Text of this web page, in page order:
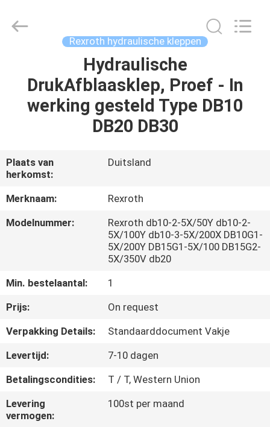
PRODUCTEN
ONS
FABRIEKSREIS
KWALITEITSCONTROLE
CONTACTEER
ONS
VERZOEK
OM EEN
CITAAT
SITEMAP
Electronic
Limited.
Rexroth hydraulische kleppen
Hydraulische
DrukAfblaasklep, Proef - In
werking gesteld Type DB10
DB20 DB30
Plaats van
herkomst:
Duitsland
Merknaam:
Rexroth
Modelnummer:
Rexroth db10-2-5X/50Y db10-2-
5X/100Y db10-3-5X/200X DB10G1-
5X/200Y DB15G1-5X/100 DB15G2-
5X/350V db20
Min. bestelaantal:
1
Prijs:
On request
Verpakking Details:
Standaarddocument Vakje
Levertijd:
7-10 dagen
Betalingscondities:
T / T, Western Union
Levering
vermogen:
100st per maand